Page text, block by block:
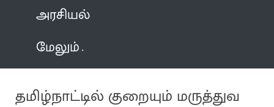
அரசியல்
மேலும்
தமிழ்நாட்டில் குறையும் மருத்துவ